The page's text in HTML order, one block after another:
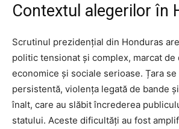
Contextul alegerilor în
Scrutinul prezidențial din Honduras
politic tensionat și complex, marcat de
economice și sociale serioase. Țara
persistentă, violența legată de bande
înalt, care au slăbit încrederea
statului. Aceste dificultăți au fost